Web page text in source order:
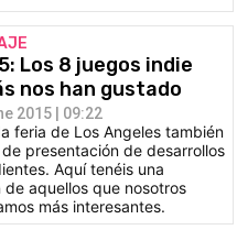
Los 8 juegos indie
nos han gustado
2015 | 09:22
feria de Los Angeles también
presentación de desarrollos
Aquí tenéis una
de aquellos que nosotros
más interesantes.